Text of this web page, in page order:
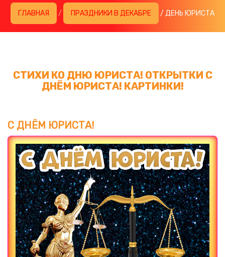
ГЛАВНАЯ / ПРАЗДНИКИ В ДЕКАБРЕ / ДЕНЬ ЮРИСТА
СТИХИ КО ДНЮ ЮРИСТА! ОТКРЫТКИ С
ДНЁМ ЮРИСТА! КАРТИНКИ!
С ДНЁМ ЮРИСТА!
Загрузка картинки...